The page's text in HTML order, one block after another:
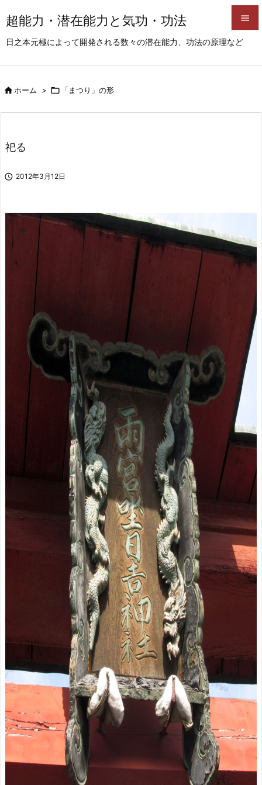
超能力・潜在能力と気功・功法
日之本元極によって開発される数々の潜在能力、功法の原理など


前へ
ホーム >  「まつり」の形
祀る
 2012年3月12日